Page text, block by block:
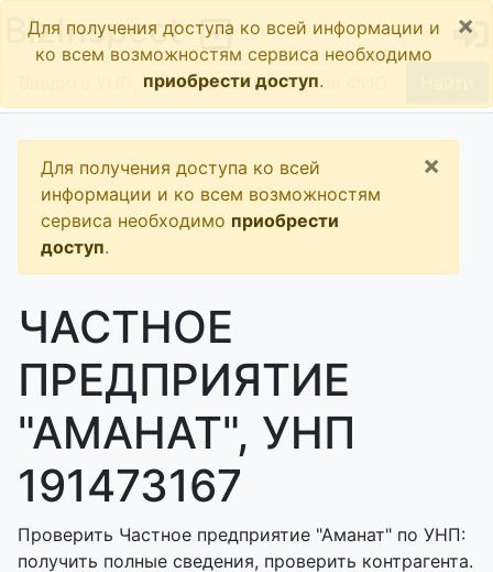
BizInspect
Для получения доступа ко всей информации и
ко всем возможностям сервиса необходимо
приобрести доступ.
×
Для получения доступа ко всей
информации и ко всем возможностям
сервиса необходимо приобрести
доступ.
×
ЧАСТНОЕ
ПРЕДПРИЯТИЕ
"АМАНАТ", УНП
191473167
Проверить Частное предприятие "Аманат" по УНП:
получить полные сведения, проверить контрагента.